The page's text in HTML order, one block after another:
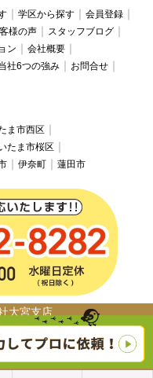
学区から探す
会員登録
様の声
スタッフブログ
ン
会社概要
社6つの強み
お問合せ
ま市西区
たま市桜区
伊奈町 蓮田市
大宮支店